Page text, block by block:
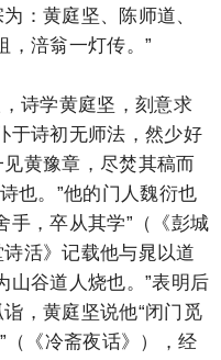
：黄庭坚、陈师道、
，涪翁一灯传。”
诗学黄庭坚，刻意求
于诗初无师法，然少好
黄豫章，尽焚其稿而
也。”他的门人魏衍也
手，卒从其学”（《彭城
活》记载他与晁以道
山谷道人烧也。”表明后
，黄庭坚说他“闭门觅
（《冷斋夜话》），经